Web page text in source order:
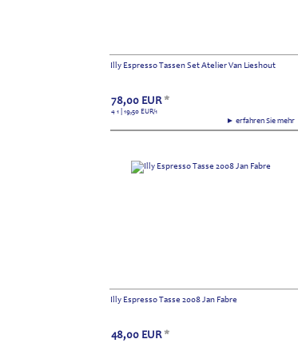
Illy Espresso Tassen Set Atelier Van Lieshout
► erfahren Sie mehr
78,00 EUR *
4 1 | 19,50 EUR/1
Illy Espresso Tasse 2008 Jan Fabre
48,00 EUR *